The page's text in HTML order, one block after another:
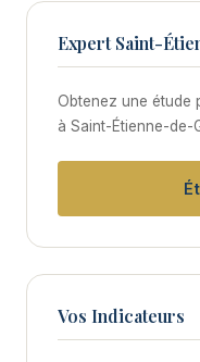
Expert Saint-
Obtenez une étude
à Saint-Étienne-de-
Vos Indicateurs